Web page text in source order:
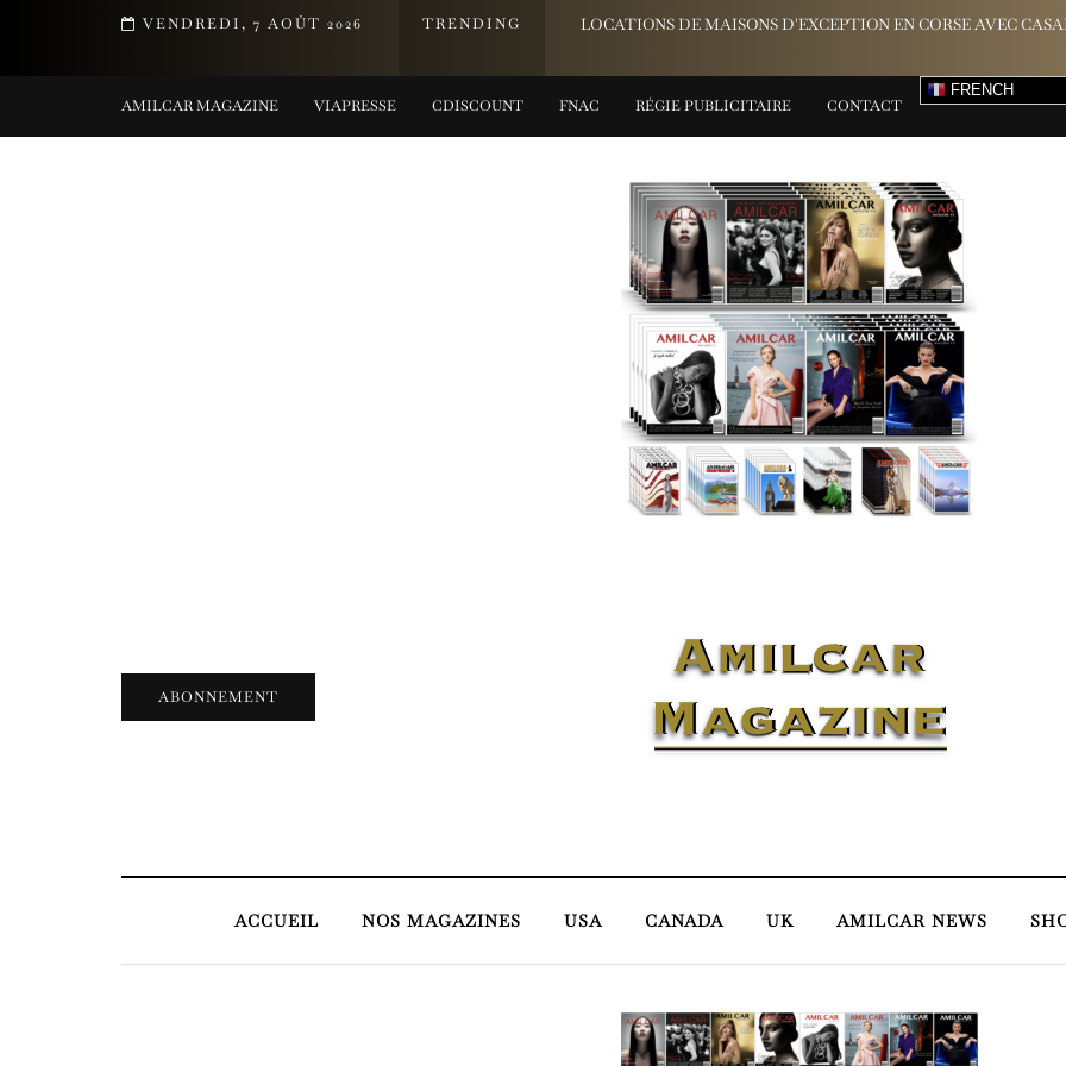
VENDREDI, 7 AOÛT 2026 TRENDING
DE LA COLLECTION TIFFANY TITAN PAR PHARRELL WILLIAMS
LOCATIONS DE MAISONS D'EXCEPTION EN CORSE AVEC
AMILCAR MAGAZINE VIAPRESSE CDISCOUNT FNAC RÉGIE PUBLICITAIRE CONTACT
FRENCH
ABONNEMENT
ACCUEIL NOS MAGAZINES USA CANADA UK AMILCAR NEWS